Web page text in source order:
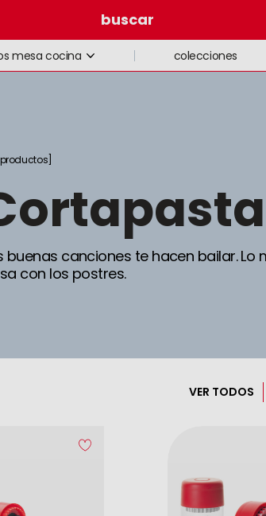
buscar
mesa cocina colecciones
buenas canciones te hacen bailar. Lo
con los postres.
VER TODOS